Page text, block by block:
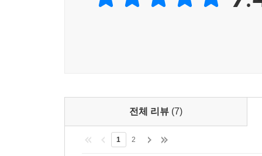
전체 리뷰 (7)
1 2